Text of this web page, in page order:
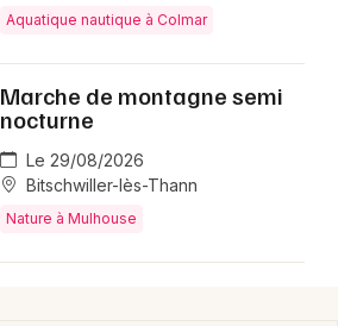
Aquatique nautique à Colmar
Marche de montagne semi
nocturne
Le 29/08/2026
Bitschwiller-lès-Thann
Nature à Mulhouse